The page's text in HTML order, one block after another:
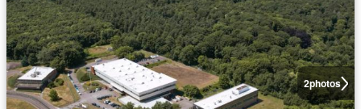
2photos